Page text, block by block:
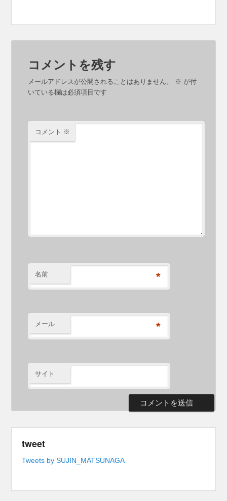
コメントを残す
メールアドレスが公開されることはありません。 ※ が付
いている欄は必須項目です
コメント ※
名前 *
メール *
サイト
tweet
Tweets by SUJIN_MATSUNAGA